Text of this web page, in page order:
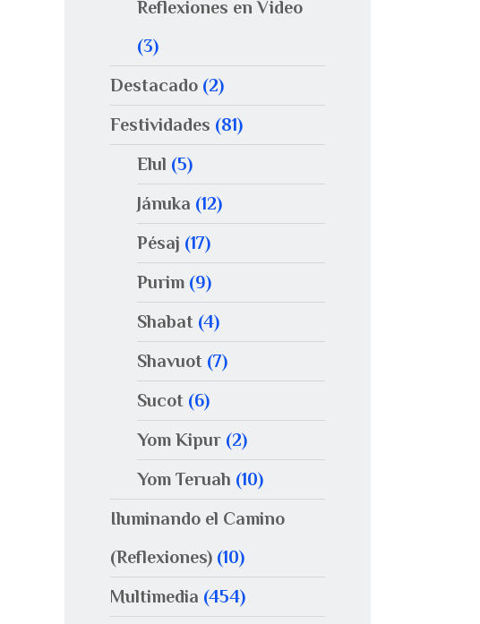
Reflexiones en Video
(3)
Destacado (2)
Festividades (81)
Elul (5)
Jánuka (12)
Pésaj (17)
Purim (9)
Shabat (4)
Shavuot (7)
Sucot (6)
Yom Kipur (2)
Yom Teruah (10)
Iluminando el Camino
(Reflexiones) (10)
Multimedia (454)